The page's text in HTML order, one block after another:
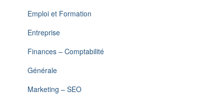
Emploi et Formation
Entreprise
Finances – Comptabilité
Générale
Marketing – SEO